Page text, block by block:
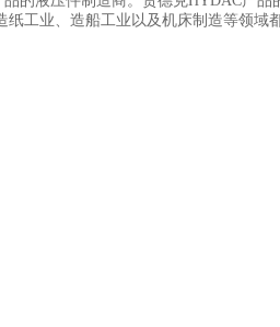
工业、造船工业以及机床制造等领域